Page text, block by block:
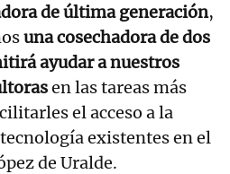
de última generación,
una cosechadora de dos
ayudar a nuestros
en las tareas más
el acceso a la
existentes en el
de Uralde.